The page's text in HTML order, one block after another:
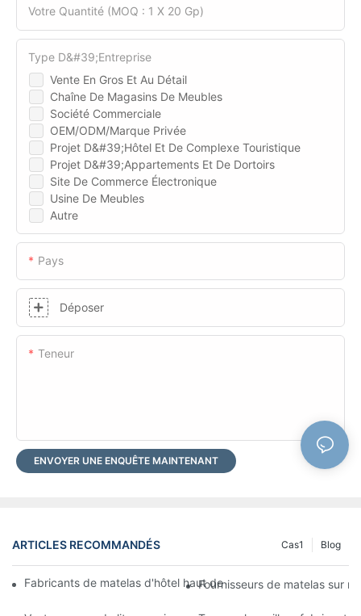
Votre Quantité (MOQ : 1 X 20 Gp)
Vente En Gros Et Au Détail
Chaîne De Magasins De Meubles
Société Commerciale
OEM/ODM/Marque Privée
Projet D&#39;hôtel Et De Complexe Touristique
Projet D&#39;appartements Et De Dortoirs
Site De Commerce Électronique
Usine De Meubles
Autre
Type D&#39;entreprise
Pays
Déposer
Teneur
ENVOYER UNE ENQUÊTE MAINTENANT
ARTICLES RECOMMANDÉS Blog
Cas1
Fabricants de matelas d'hôtel haut de gamme sur mesure pour
Fournisseurs de matelas sur